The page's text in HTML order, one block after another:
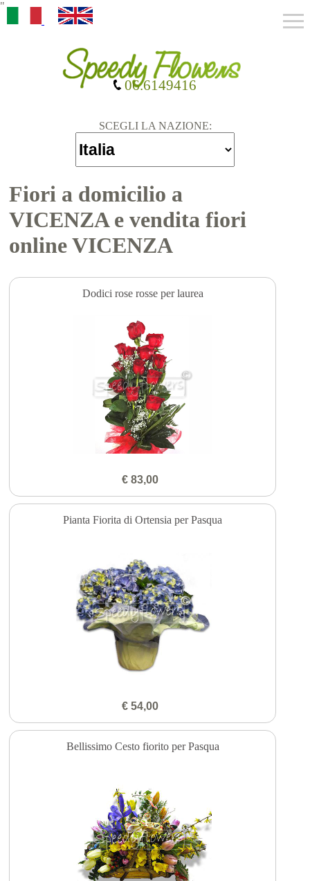
"
SCEGLI LA NAZIONE:
06.6149416
Fiori a domicilio a
VICENZA e vendita fiori
online VICENZA
Dodici rose rosse per laurea
€ 83,00
Pianta Fiorita di Ortensia per Pasqua
€ 54,00
Bellissimo Cesto fiorito per Pasqua